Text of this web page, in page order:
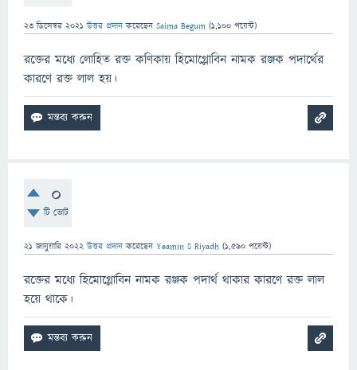
23 ডিসেম্বর 2021 উত্তর প্রদান করেছেন Saima Begum (1,100 পয়েন্ট)
রক্তের মধ্যে লোহিত রক্ত কণিকায় হিমোগ্লোবিন নামক রঞ্জক পদার্থের
কারণে রক্ত লাল হয়।
0
টি ভোট
21 জানুয়ারি 2022 উত্তর প্রদান করেছেন Yeamin S Riyadh (1,590 পয়েন্ট)
রক্তের মধ্যে হিমোগ্লোবিন নামক রঞ্জক পদার্থ থাকার কারণে রক্ত লাল
হয়ে থাকে।